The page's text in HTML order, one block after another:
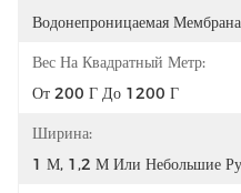
Водонепроницаемая
Вес На Квадратный Метр:
От 200 Г До 1200 Г
Ширина:
1 М, 1,2 М Или Небольшие